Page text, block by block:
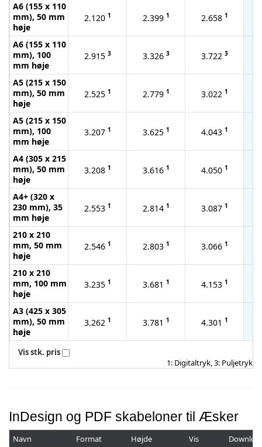
A6 (155 x 110
mm), 50 mm
høje
2.120 1 2.399 1 2.658 1
A6 (155 x 110
mm), 100
mm høje
2.915 3 3.326 3 3.722 3
A5 (215 x 150
mm), 50 mm
høje
2.525 1 2.779 1 3.022 1
A5 (215 x 150
mm), 100
mm høje
3.207 1 3.625 1 4.043 1
A4 (305 x 215
mm), 50 mm
høje
3.208 1 3.616 1 4.050 1
A4+ (320 x
230 mm), 35
mm høje
2.553 1 2.814 1 3.087 1
210 x 210
mm, 50 mm
høje
2.546 1 2.803 1 3.066 1
210 x 210
mm, 100 mm
høje
3.235 1 3.681 1 4.153 1
A3 (425 x 305
mm), 50 mm
høje
3.262 1 3.781 1 4.301 1
Vis stk. pris
1: Digitaltryk, 3: Puljetryk
InDesign og PDF skabeloner til Æsker
Navn Format Højde Vis